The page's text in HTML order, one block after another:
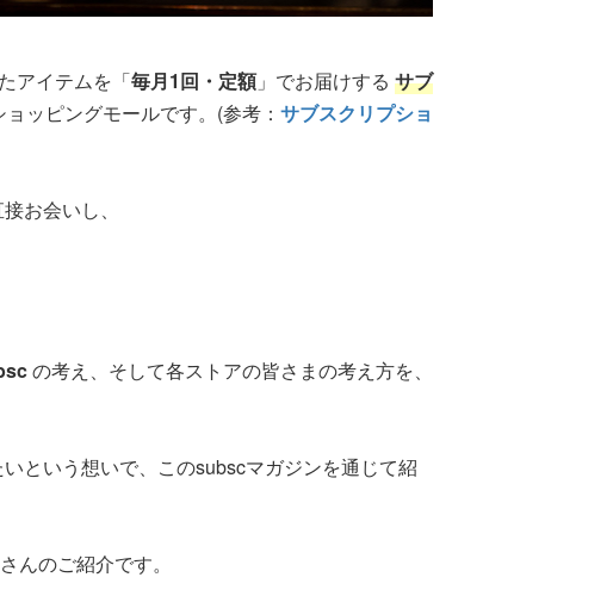
アイテムを「毎月1回・定額」でお届けする サブ
ッピングモールです。(参考： サブスクリプショ
お会いし、
の考え、そして各ストアの皆さまの考え方を、
という想いで、このsubscマガジンを通じて紹
さんのご紹介です。